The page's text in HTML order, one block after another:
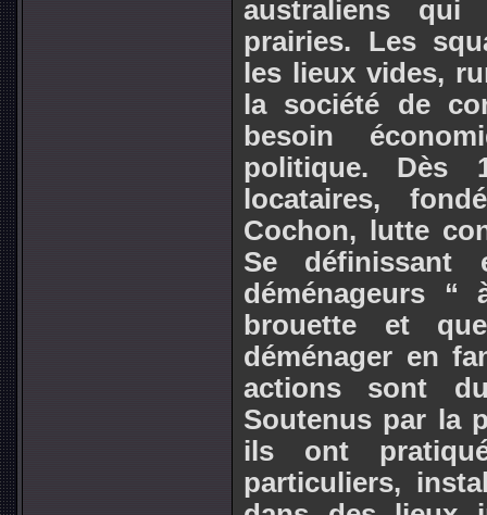
australiens qui
prairies. Les
les lieux vides,
la société de
besoin
politique. Dès
locataires,
Cochon, lutte
Se définissant
déménageurs
brouette et
déménager en
actions sont
Soutenus par la
ils ont
particuliers,